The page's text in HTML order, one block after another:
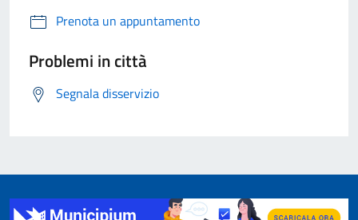
Prenota un appuntamento
Problemi in città
Segnala disservizio